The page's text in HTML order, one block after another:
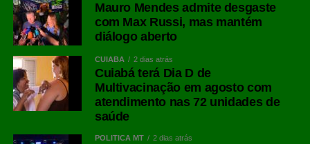
Mauro Mendes admite desgaste
com Max Russi, mas mantém
diálogo aberto
CUIABÁ 2 dias atrás
Cuiabá terá Dia D de
Multivacinação em agosto com
atendimento nas 72 unidades de
saúde
POLÍTICA MT 2 dias atrás